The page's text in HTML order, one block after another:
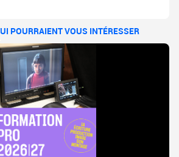
POURRAIENT VOUS INTÉRESSER